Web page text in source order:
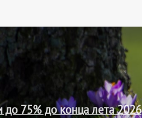
до 75% до конца лета 2026